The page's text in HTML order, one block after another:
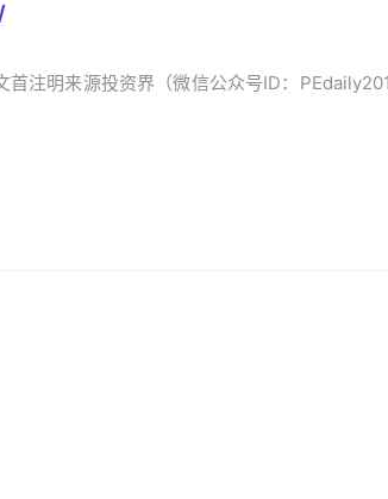
首注明来源投资界（微信公众号ID：